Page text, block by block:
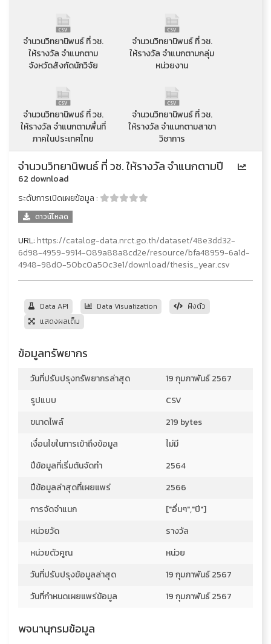
จำนวนวิทยานิพนธ์ ที่ วช.
ให้รางวัล จำแนกตาม
จังหวัดสังกัดนักวิจัย
จำนวนวิทยานิพนธ์ ที่ วช.
ให้รางวัล จำแนกตามกลุ่ม
หน่วยงาน
จำนวนวิทยานิพนธ์ ที่ วช.
ให้รางวัล จำแนกตามพื้นที่
ภาคในประเทศไทย
จำนวนวิทยานิพนธ์ ที่ วช.
ให้รางวัล จำแนกตามสาขา
วิชาการ
จำนวนวิทยานิพนธ์ ที่ วช. ให้รางวัล จำแนกตามปี
62 download
ระดับการเปิดเผยข้อมูล :
ดาวน์โหลด
URL: https://catalog-data.nrct.go.th/dataset/48e3dd32-
6d98-4959-9914-089a88a8cd2e/resource/bfa48959-6a1d-
4948-98d0-50bc0a50c3e1/download/thesis_year.csv
Data API Data Visualization
ฝังตัว
แสดงผลเต็ม
ข้อมูลทรัพยากร
วันที่ปรับปรุงทรัพยากรล่าสุด
19 กุมภาพันธ์ 2567
รูปแบบ
CSV
ขนาดไพล์
219 bytes
เงื่อนไขในการเข้าถึงข้อมูล
ไม่มี
ปีข้อมูลที่เริ่มต้นจัดทำ
2564
ปีข้อมูลล่าสุดที่เผยแพร่
2566
การจัดจำแนก
["อื่นๆ","ปี"]
หน่วยวัด
รางวัล
หน่วยตัวคูณ
หน่วย
วันที่ปรับปรุงข้อมูลล่าสุด
19 กุมภาพันธ์ 2567
วันที่กำหนดเผยแพร่ข้อมูล
19 กุมภาพันธ์ 2567
พจนานุกรมข้อมูล